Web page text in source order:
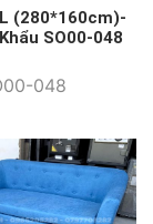
(280*160cm)-
SO00-048
048